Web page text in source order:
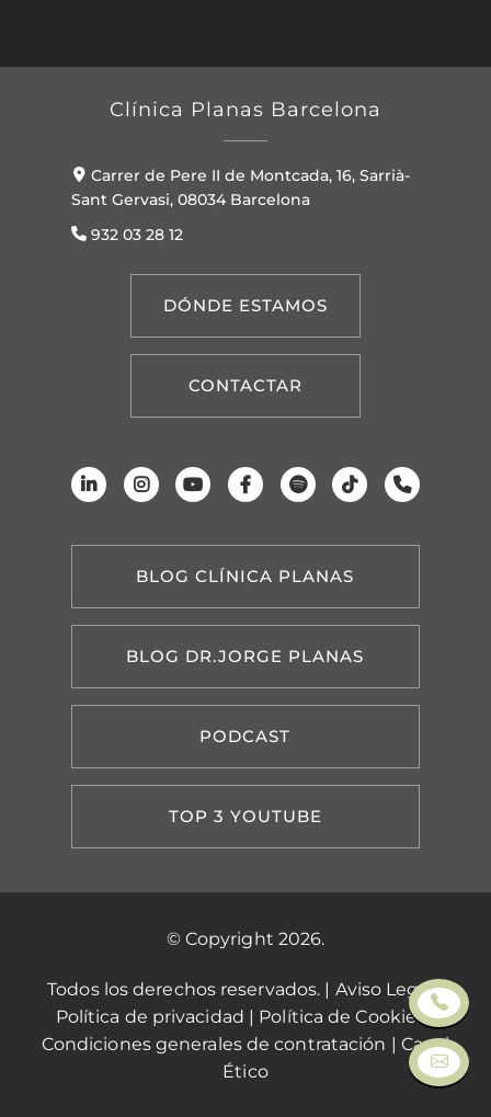
Clínica Planas Barcelona
Carrer de Pere II de Montcada, 16, Sarrià-
Sant Gervasi, 08034 Barcelona
932 03 28 12
DÓNDE ESTAMOS
CONTACTAR
BLOG CLÍNICA PLANAS
BLOG DR.JORGE PLANAS
PODCAST
TOP 3 YOUTUBE
© Copyright 2026.
Todos los derechos reservados. | Aviso Legal|
Política de privacidad | Política de Cookies|
Condiciones generales de contratación | Canal
Ético